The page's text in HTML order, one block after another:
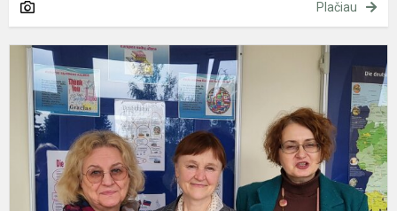
Plačiau